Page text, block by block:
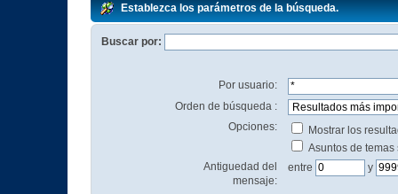
Establezca los parámetros de la búsqueda.
Buscar por:
Por usuario:
Orden de búsqueda :
Opciones:
Mostrar los
Asuntos de temas
Antiguedad del
mensaje:
entre y